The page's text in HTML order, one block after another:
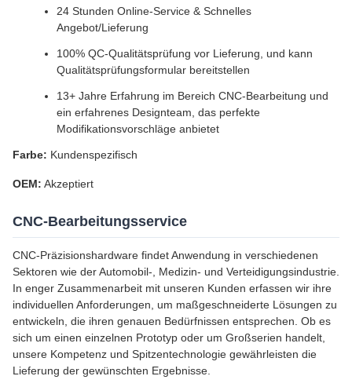
24 Stunden Online-Service & Schnelles
Angebot/Lieferung
100% QC-Qualitätsprüfung vor Lieferung, und kann
Qualitätsprüfungsformular bereitstellen
13+ Jahre Erfahrung im Bereich CNC-Bearbeitung und
ein erfahrenes Designteam, das perfekte
Modifikationsvorschläge anbietet
Farbe: Kundenspezifisch
OEM: Akzeptiert
CNC-Bearbeitungsservice
CNC-Präzisionshardware findet Anwendung in verschiedenen
Sektoren wie der Automobil-, Medizin- und Verteidigungsindustrie.
In enger Zusammenarbeit mit unseren Kunden erfassen wir ihre
individuellen Anforderungen, um maßgeschneiderte Lösungen zu
entwickeln, die ihren genauen Bedürfnissen entsprechen. Ob es
sich um einen einzelnen Prototyp oder um Großserien handelt,
unsere Kompetenz und Spitzentechnologie gewährleisten die
Lieferung der gewünschten Ergebnisse.